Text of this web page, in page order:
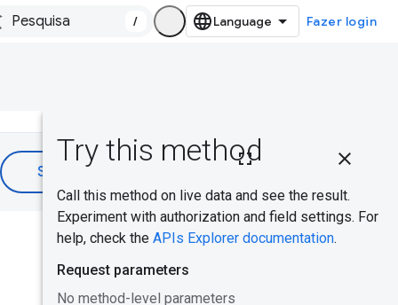
/ Fazer login
Caso de uso
comum
Isso foi útil?